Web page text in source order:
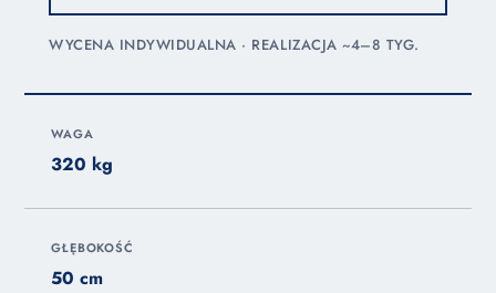
WYCENA INDYWIDUALNA · REALIZACJA ~4–8 TYG.
WAGA
320 kg
GŁĘBOKOŚĆ
50 cm